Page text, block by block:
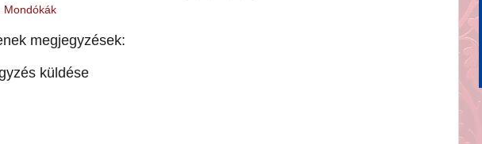
Mondókák
megjegyzések:
küldése